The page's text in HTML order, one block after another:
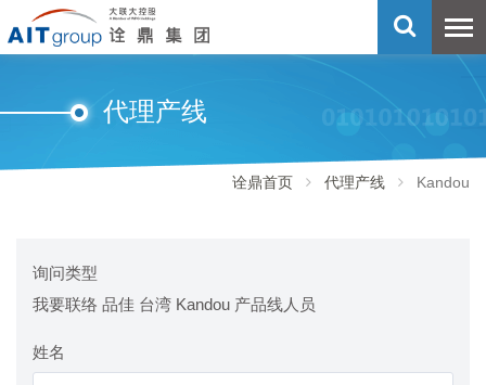
代理产线
诠鼎首页 代理产线 Kandou
询问类型
我要联络 品佳 台湾 Kandou 产品线人员
姓名